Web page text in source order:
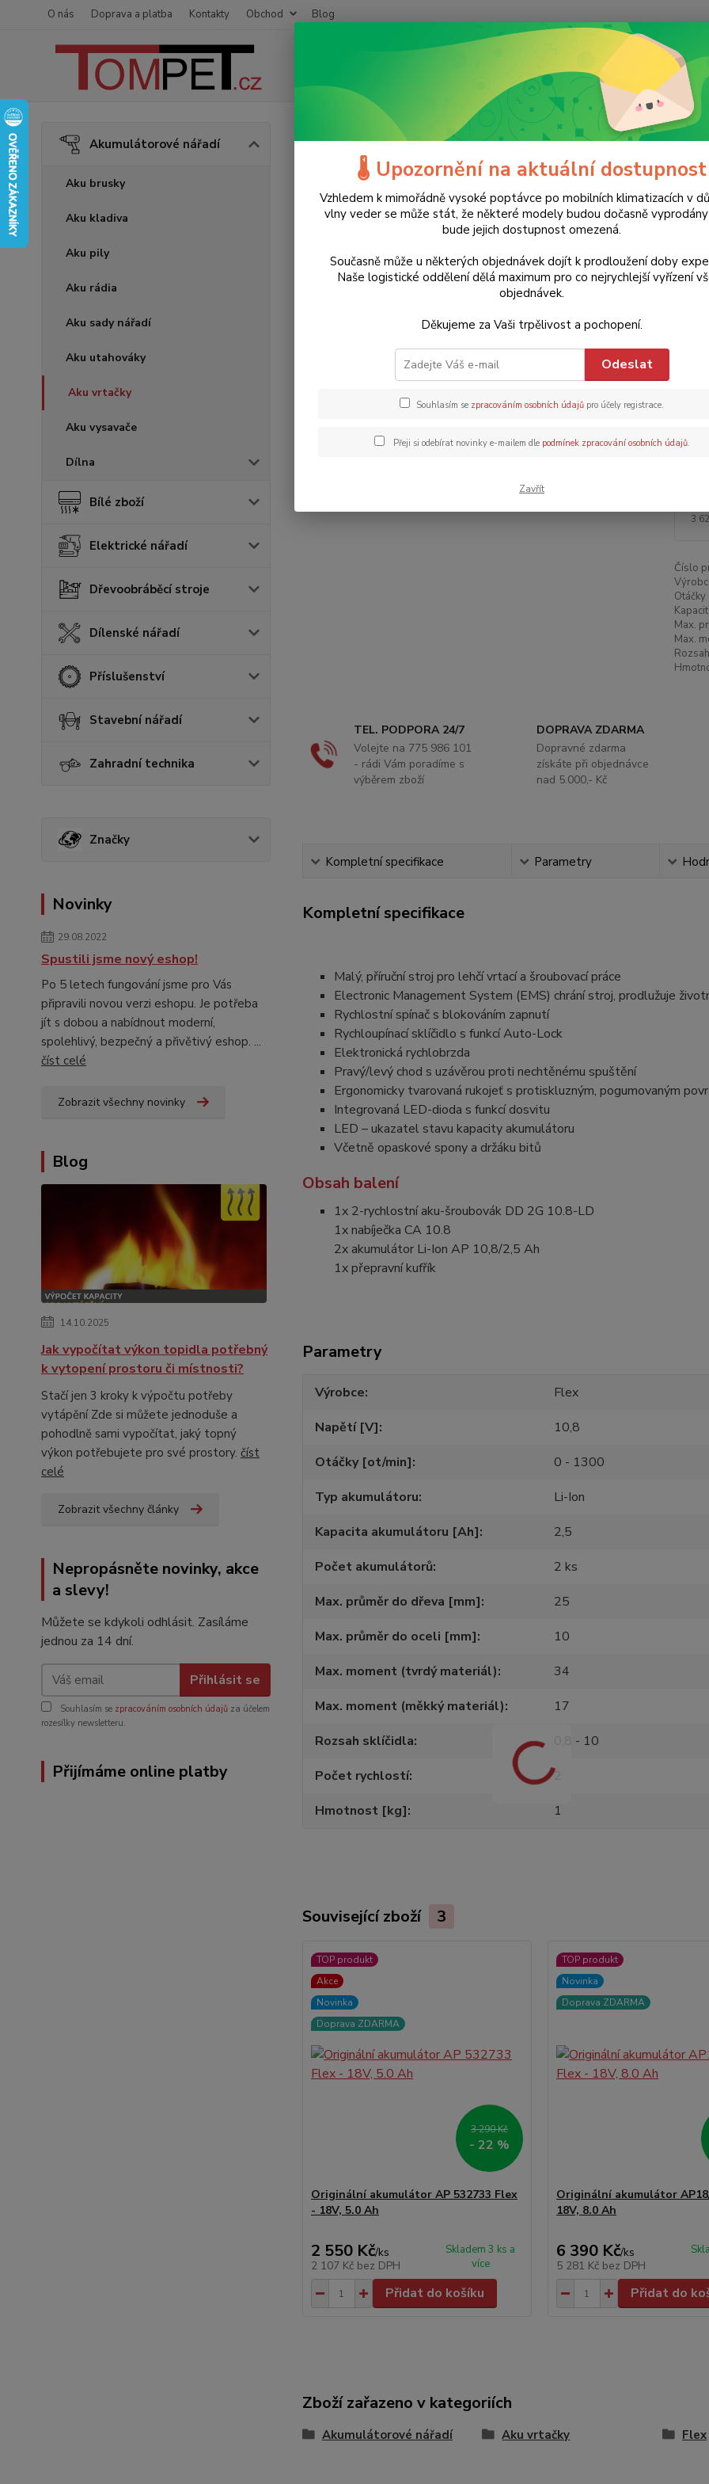
O nás Doprava a platba Kontakty Obchod Blog
(Po-
Akumulátorové nářadí
Aku brusky
Aku kladiva
Aku pily
Aku rádia
Aku sady nářadí
Aku utahováky
Aku vrtačky
Aku vysavače
Dílna
Bílé zboží
Elektrické nářadí
Dřevoobráběcí stroje
Dílenské nářadí
Příslušenství
Stavební nářadí
Zahradní technika
Značky
Novinky
29.08.2022
Spustili jsme nový eshop!
Po 5 letech fungování jsme pro Vás
připravili novou verzi eshopu. Je potřeba
jít s dobou a nabídnout moderní,
spolehlivý, bezpečný a přivětivý eshop. ...
číst celé
Zobrazit všechny novinky
Blog
14.10.2025
Jak vypočítat výkon topidla potřebný
k vytopení prostoru či místnosti?
Stačí jen 3 kroky k výpočtu potřeby
vytápění Zde si můžete jednoduše a
pohodlně sami vypočítat, jaký topný
výkon potřebujete pro své prostory. číst
celé
Zobrazit všechny články
Nepropásněte novinky, akce
a slevy!
Můžete se kdykoli odhlásit. Zasíláme
jednou za 14 dní.
Přihlásit se
Souhlasím se zpracováním osobních údajů za účelem
rozesílky newsletteru.
Přijímáme online platby
Akumulátorové nářadí Aku vrtačky Akumulátorová vrtačka DD 2G
Akumulátorová vrtačka DD 2G
Novinka TOP produkt
5 990 Kč
- 27 %
3
Číslo
Max.
Max.
TEL. PODPORA 24/7
Volejte na 775 986 101
- rádi Vám poradíme s
výběrem zboží
DOPRAVA ZDARMA
Dopravné zdarma
získáte při objednávce
nad 5.000,- Kč
Kompletní specifikace Parametry
Kompletní specifikace
Malý, příruční stroj pro lehčí vrtací a šroubovací práce
Electronic Management System (EMS) chrání stroj, prodlužuje
Rychlostní spínač s blokováním zapnutí
Rychloupínací sklíčidlo s funkcí Auto-Lock
Elektronická rychlobrzda
Pravý/levý chod s uzávěrou proti nechtěnému spuštění
Ergonomicky tvarovaná rukojeť s protiskluzným, pogumovaným
Integrovaná LED-dioda s funkcí dosvitu
LED – ukazatel stavu kapacity akumulátoru
Včetně opaskové spony a držáku bitů
Obsah balení
1x 2-rychlostní aku-šroubovák DD 2G 10.8-LD
1x nabíječka CA 10.8
2x akumulátor Li-Ion AP 10,8/2,5 Ah
1x přepravní kufřík
Parametry
Výrobce
Flex
Napětí [V]
10,8
Otáčky [ot/min]
0 - 1300
Typ akumulátoru
Li-Ion
Kapacita akumulátoru [Ah]
2,5
Počet akumulátorů
2 ks
Max. průměr do dřeva [mm]
25
Max. průměr do oceli [mm]
10
Max. moment (tvrdý materiál)
34
Max. moment (měkký materiál)
17
Rozsah sklíčidla
0,8 - 10
Počet rychlostí
2
Hmotnost [kg]
1
Související zboží 3
TOP produkt
Akce
Novinka
Doprava ZDARMA
3 290 Kč
- 22 %
Originální akumulátor AP 532733 Flex
- 18V, 5.0 Ah
2 550 Kč/ks
2 107 Kč bez DPH
Skladem 3 ks a
více
Přidat do košíku
TOP produkt
Novinka
Doprava ZDARMA
Originální akumulátor
18V, 8.0 Ah
6 390 Kč/ks
5 281 Kč bez DPH
Přidat do
Zboží zařazeno v kategoriích
Akumulátorové nářadí Aku vrtačky Flex
🌡️ Upozornění na aktuální dostupnost
Vzhledem k mimořádně vysoké poptávce po mobilních klimatizacích v
vlny veder se může stát, že některé modely budou dočasně
bude jejich dostupnost omezená.
Současně může u některých objednávek dojít k prodloužení doby
Naše logistické oddělení dělá maximum pro co nejrychlejší vyřízení
objednávek.
Děkujeme za Vaši trpělivost a pochopení.
Odeslat
Souhlasím se zpracováním osobních údajů pro účely registrace.
Přeji si odebírat novinky e-mailem dle podmínek zpracování osobních údajů.
Zavřít